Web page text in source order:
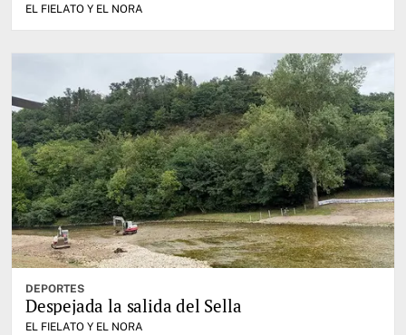
EL FIELATO Y EL NORA
DEPORTES
Despejada la salida del Sella
EL FIELATO Y EL NORA